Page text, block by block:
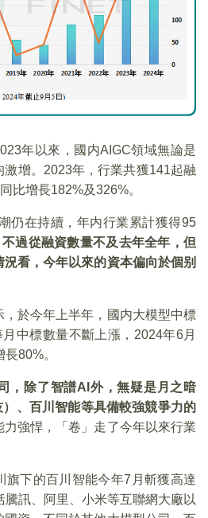
年以來，國内AIGC領域無論是
增。2023年，行業共獲141起融
比增長182%及326%。
仍在持續，年内行業累計獲得95
不過從融資數量不及去年全年，但
看，今年以來的資本偏向於個别
於今年上半年，國内大模型中標
中標數量不斷上漲，2024年6月
80%。
，除了智譜AI外，無疑是月之暗
、百川智能等具備較強競爭力的
強悍，「卷」走了今年以來行業
旗下的百川智能今年7月斬獲高達
訊、阿里、小米等互聯網大廠以